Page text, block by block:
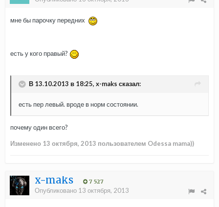
мне бы парочку передних
есть у кого правый?
В 13.10.2013 в 18:25, x-maks сказал:
есть пер левый. вроде в норм состоянии.
почему один всего?
Изменено 13 октября, 2013 пользователем Odessa mama))
x-maks 7 527
Опубликовано 13 октября, 2013